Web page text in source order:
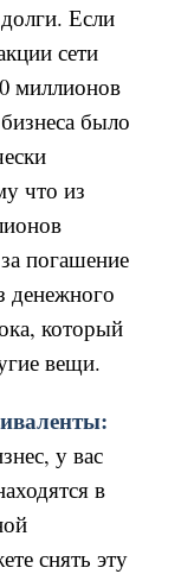
Если
сети
миллионов
было
что из
погашение
денежного
который
вещи.
у вас
в
снять эту